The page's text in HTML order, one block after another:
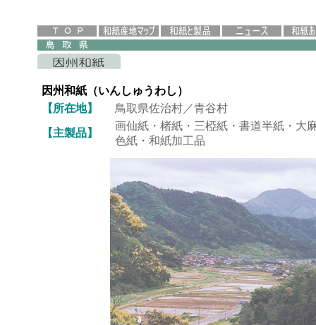
因州和紙（いんしゅうわし）
【所在地】
鳥取県佐治村／青谷村
【主製品】
画仙紙・楮紙・三椏紙・書道半紙・大
色紙・和紙加工品